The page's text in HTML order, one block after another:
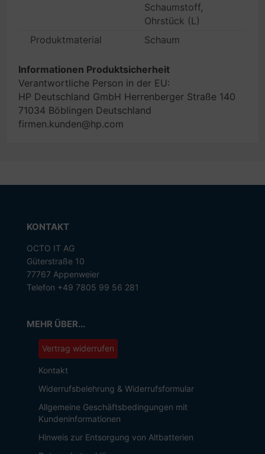
Schaumstoff,
Ohrstück (L)
Produktmaterial
Schaum
Informationen Produktsicherheit
Verantwortliche Person in der EU:
HP Deutschland GmbH Herrenberger Straße 140
71034 Böblingen Deutschland
firmen.kunden@hp.com
KONTAKT
OCTO IT AG
Güterstraße 10
77767 Appenweier
Telefon +49 7805 99 56 281
MEHR ÜBER...
Vertrag widerrufen
Kontakt
Widerrufsbelehrung & Widerrufsformular
Allgemeine Geschäftsbedingungen mit
Kundeninformationen
Hinweis zur Entsorgung von Altbatterien